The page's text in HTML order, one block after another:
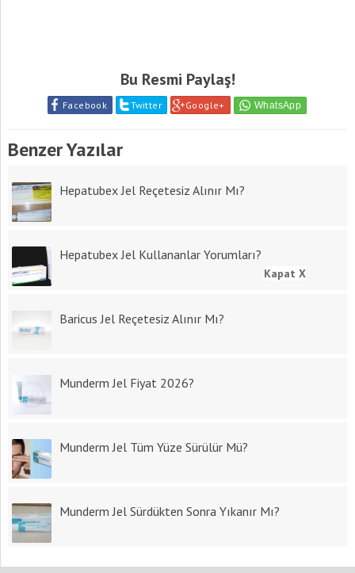
Bu Resmi Paylaş!
Facebook Twitter Google+
Benzer Yazılar
Hepatubex Jel Reçetesiz Alınır Mı?
Hepatubex Jel Kullananlar Yorumları?
Baricus Jel Reçetesiz Alınır Mı?
Munderm Jel Fiyat 2026?
Munderm Jel Tüm Yüze Sürülür Mü?
Munderm Jel Sürdükten Sonra Yıkanır Mı?
Kapat X